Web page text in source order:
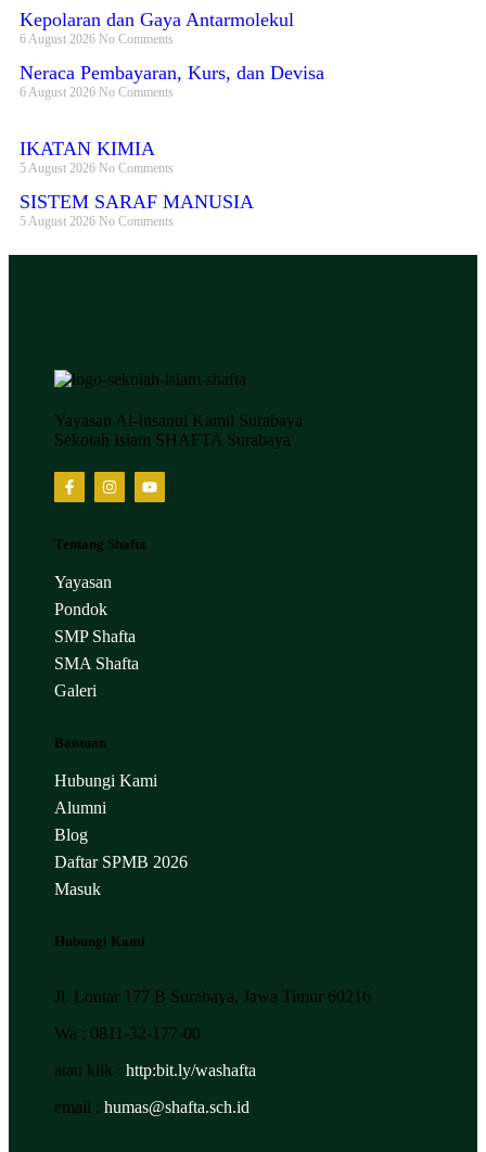
Kepolaran dan Gaya Antarmolekul
6 August 2026 No Comments
Neraca Pembayaran, Kurs, dan Devisa
6 August 2026 No Comments
IKATAN KIMIA
5 August 2026 No Comments
SISTEM SARAF MANUSIA
5 August 2026 No Comments
Yayasan Al-Insanul Kamil Surabaya
Sekolah Islam SHAFTA Surabaya
Tentang Shafta
Yayasan
Pondok
SMP Shafta
SMA Shafta
Galeri
Bantuan
Hubungi Kami
Alumni
Blog
Daftar SPMB 2026
Masuk
Hubungi Kami
Jl. Lontar 177 B Surabaya, Jawa Timur 60216
Wa : 0811-32-177-00
atau klik : http:bit.ly/washafta
email : humas@shafta.sch.id